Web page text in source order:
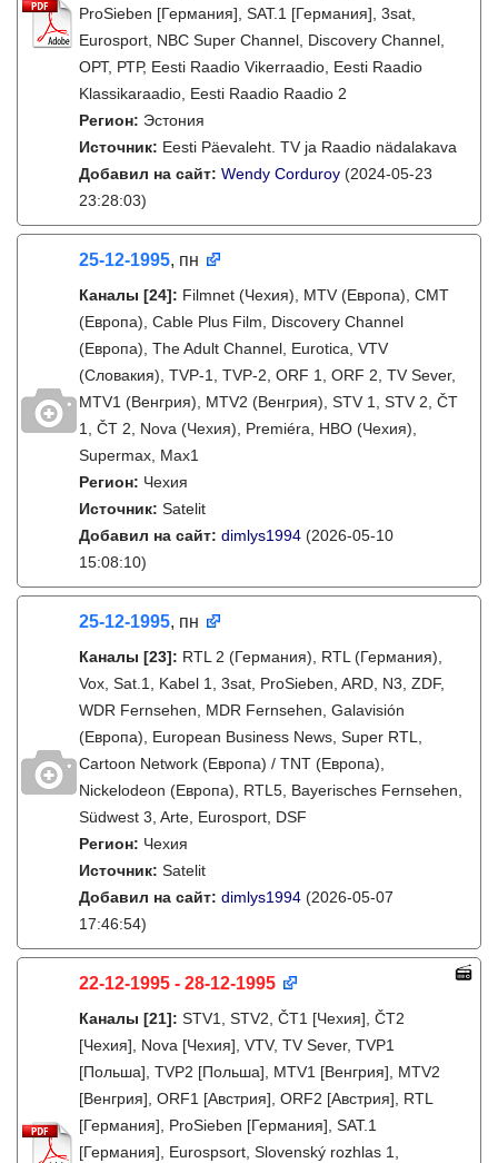
ProSieben [Германия], SAT.1 [Германия], 3sat,
Eurosport, NBC Super Channel, Discovery Channel,
ОРТ, РТР, Eesti Raadio Vikerraadio, Eesti Raadio
Klassikaraadio, Eesti Raadio Raadio 2
Регион: Эстония
Источник: Eesti Päevaleht. TV ja Raadio nädalakava
Добавил на сайт: Wendy Corduroy (2024-05-23
23:28:03)
25-12-1995, пн
Каналы [24]: Filmnet (Чехия), MTV (Европа), CMT
(Европа), Cable Plus Film, Discovery Channel
(Европа), The Adult Channel, Eurotica, VTV
(Словакия), TVP-1, TVP-2, ORF 1, ORF 2, TV Sever,
MTV1 (Венгрия), MTV2 (Венгрия), STV 1, STV 2, ČT
1, ČT 2, Nova (Чехия), Premiéra, HBO (Чехия),
Supermax, Max1
Регион: Чехия
Источник: Satelit
Добавил на сайт: dimlys1994 (2026-05-10
15:08:10)
25-12-1995, пн
Каналы [23]: RTL 2 (Германия), RTL (Германия),
Vox, Sat.1, Kabel 1, 3sat, ProSieben, ARD, N3, ZDF,
WDR Fernsehen, MDR Fernsehen, Galavisión
(Европа), European Business News, Super RTL,
Cartoon Network (Европа) / TNT (Европа),
Nickelodeon (Европа), RTL5, Bayerisches Fernsehen,
Südwest 3, Arte, Eurosport, DSF
Регион: Чехия
Источник: Satelit
Добавил на сайт: dimlys1994 (2026-05-07
17:46:54)
22-12-1995 - 28-12-1995
Каналы [21]: STV1, STV2, ČT1 [Чехия], ČT2
[Чехия], Nova [Чехия], VTV, TV Sever, TVP1
[Польша], TVP2 [Польша], MTV1 [Венгрия], MTV2
[Венгрия], ORF1 [Австрия], ORF2 [Австрия], RTL
[Германия], ProSieben [Германия], SAT.1
[Германия], Eurospsort, Slovenský rozhlas 1,